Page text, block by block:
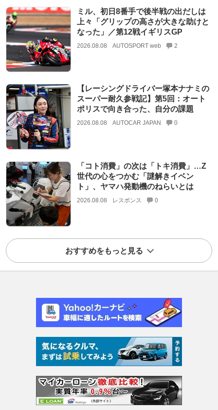
ミル、初日8番手で後半戦の出だしは
上々「グリップの高さが大きな助けと
なった」／第12戦イギリスGP
2026.08.08 AUTOSPORT web 2
【レーシングドライバー塚本ナナミの
スーパー耐久参戦記】第5回：オート
ポリスで向き合った、自分の課題
2026.08.08 AUTOCAR JAPAN 0
「コト消費」の次は「トキ消費」…Z
世代の心をつかむ「謎解きイベン
ト」、ヤマハ発動機のねらいとは
2026.08.08 レスポンス 0
おすすめをもっと見る